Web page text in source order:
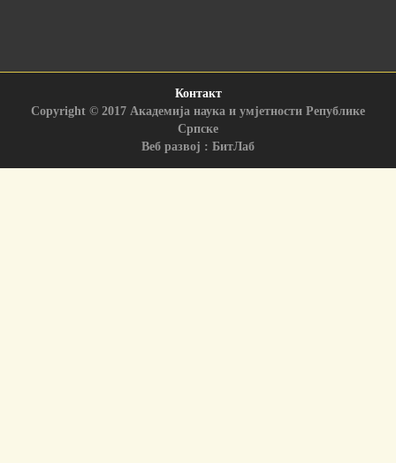
Контакт
Copyright © 2017 Академија наука и умјетности Републике
Српске
Веб развој : БитЛаб